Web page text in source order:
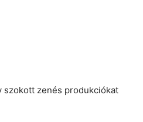
szokott zenés produkciókat